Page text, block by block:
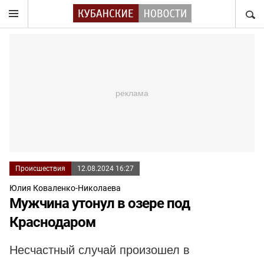
Происшествия 12.08.2024 16:27
Юлия Коваленко-Николаева
Мужчина утонул в озере под
Краснодаром
Несчастный случай произошел в